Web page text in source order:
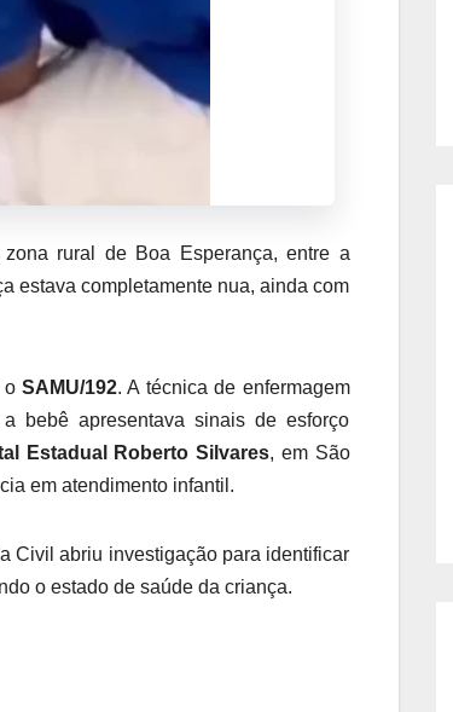
rural de Boa Esperança, entre a
estava completamente nua, ainda com
oSAMU/192. A técnica de enfermagem
bebê apresentava sinais de esforço
Estadual Roberto Silvares, em São
em atendimento infantil.
Civil abriu investigação para identificar
o estado de saúde da criança.